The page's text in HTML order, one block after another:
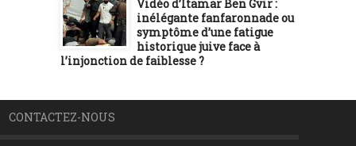
Vidéo d’Itamar Ben Gvir :
inélégante fanfaronnade ou
symptôme d’une fatigue
historique juive face à
l’injonction de faiblesse ?
CONTACTEZ-NOUS